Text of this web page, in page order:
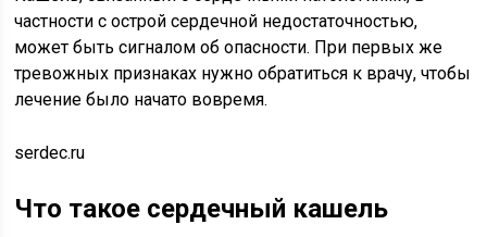
частности с острой сердечной недостаточностью,
может быть сигналом об опасности. При первых же
тревожных признаках нужно обратиться к врачу, чтобы
лечение было начато вовремя.
serdec.ru
Что такое сердечный кашель